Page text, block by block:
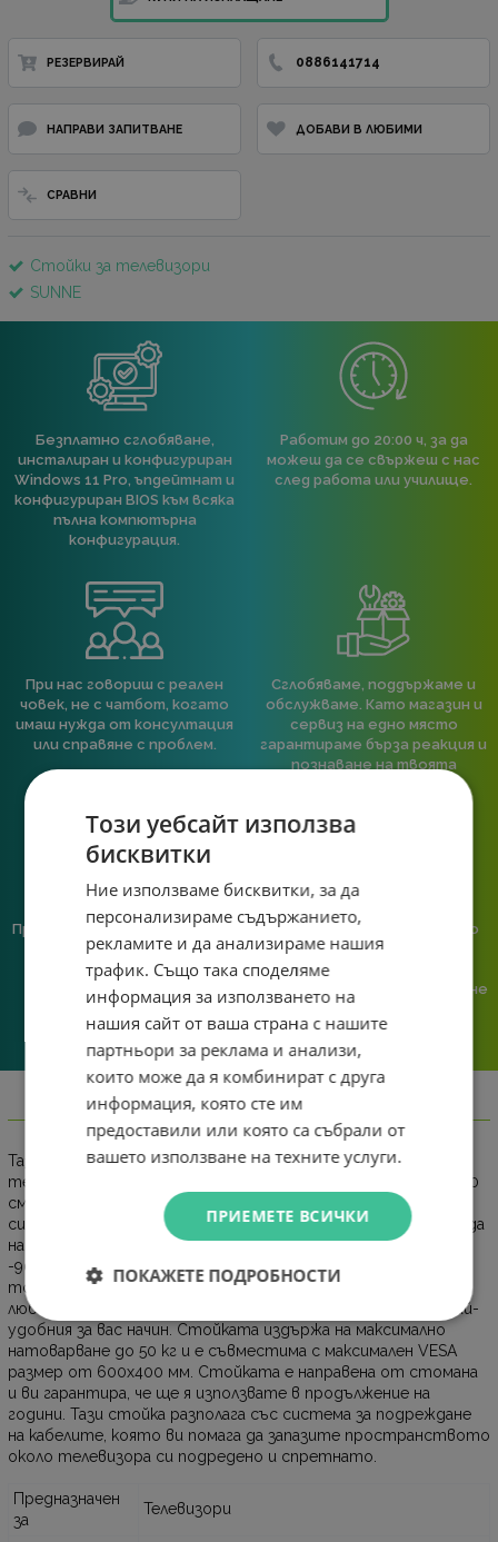
РЕЗЕРВИРАЙ 0886141714
НАПРАВИ ЗАПИТВАНЕ ДОБАВИ В ЛЮБИМИ
СРАВНИ
Стойки за телевизори
SUNNE
Безплатно сглобяване,
инсталиран и конфигуриран
Windows 11 Pro, ъпдейтнат и
конфигуриран BIOS към всяка
пълна компютърна
конфигурация.
Работим до 20:00 ч, за да
можеш да се свържеш с нас
след работа или училище.
При нас говориш с реален
човек, не с чатбот, когато
имаш нужда от консултация
или справяне с проблем.
Сглобяваме, поддържаме и
обслужваме. Като магазин и
сервиз на едно място
гарантираме бърза реакция и
познаване на твоята
Предлагаме различни методи
на плащане, включително
възможност за плащане с
криптовалута.
Ние сме малък екип и точно
затова поемаме лична
отговорност за всяка
поръчка. Ако има проблем – не
решаваме.
Информация
Тази стойка за телевизори от Sunne е подходяща за
телевизори с размери от 37 инча до 86 инча (94.0 до 218.4.0
см). Тя ви гарантира, че телевизорът ви е монтиран
сигурно, стабилно и безопасно. Тази стойка ви позволява да
накланяте телевизора на -20°/+10° и да го въртите на
-90°/+90°. Освен това тя разполага с -3°/+3° ротация. По
този начин имате възможността да се насладите на
любимите си филми, сериали и спортни състезания по най-
удобния за вас начин. Стойката издържа на максимално
натоварване до 50 кг и е съвместима с максимален VESA
размер от 600х400 мм. Стойката е направена от стомана
и ви гарантира, че ще я използвате в продължение на
години. Тази стойка разполага със система за подреждане
на кабелите, която ви помага да запазите пространството
около телевизора си подредено и спретнато.
Предназначен
за
Телевизори
Този уебсайт използва
бисквитки
Ние използваме бисквитки, за да
персонализираме съдържанието,
рекламите и да анализираме нашия
трафик. Също така споделяме
информация за използването на
нашия сайт от ваша страна с нашите
партньори за реклама и анализи,
които може да я комбинират с друга
информация, която сте им
предоставили или която са събрали от
вашето използване на техните услуги.
ПРИЕМЕТЕ ВСИЧКИ
ПОКАЖЕТЕ ПОДРОБНОСТИ